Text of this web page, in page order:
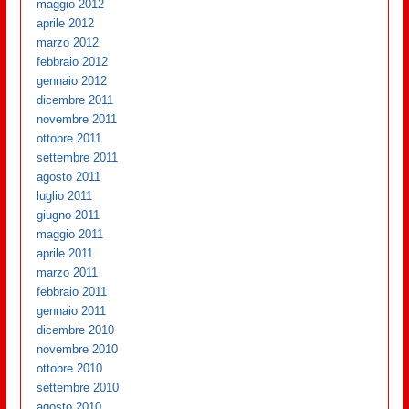
maggio 2012
aprile 2012
marzo 2012
febbraio 2012
gennaio 2012
dicembre 2011
novembre 2011
ottobre 2011
settembre 2011
agosto 2011
luglio 2011
giugno 2011
maggio 2011
aprile 2011
marzo 2011
febbraio 2011
gennaio 2011
dicembre 2010
novembre 2010
ottobre 2010
settembre 2010